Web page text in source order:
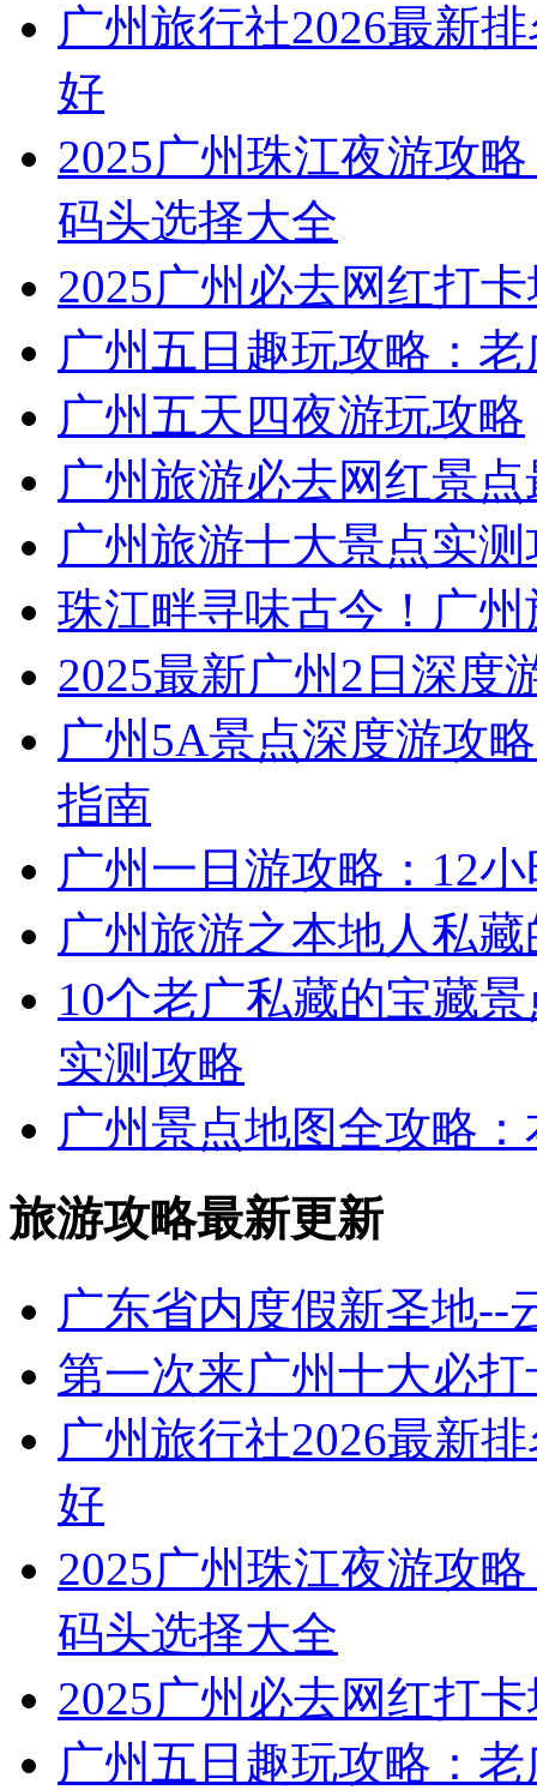
广州旅行社2026最新
好
2025广州珠江夜游攻
码头选择大全
2025广州必去网红打
广州五日趣玩攻略：
广州五天四夜游玩攻略
广州旅游必去网红景
广州旅游十大景点实
珠江畔寻味古今！广
2025最新广州2日深度
广州5A景点深度游攻
指南
广州一日游攻略：12
广州旅游之本地人私
10个老广私藏的宝藏
实测攻略
广州景点地图全攻略
旅游攻略最新更新
广东省内度假新圣地--
第一次来广州十大必
广州旅行社2026最新
好
2025广州珠江夜游攻
码头选择大全
2025广州必去网红打
广州五日趣玩攻略：